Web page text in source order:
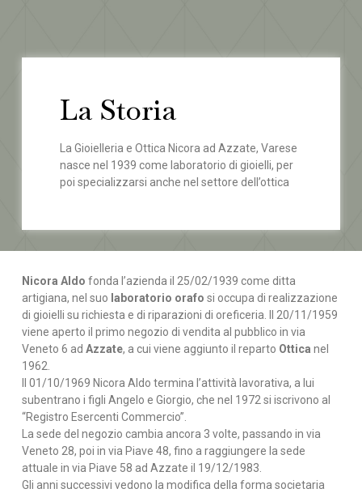
La Storia
La Gioielleria e Ottica Nicora ad Azzate, Varese
nasce nel 1939 come laboratorio di gioielli, per
poi specializzarsi anche nel settore dell’ottica
Nicora Aldo fonda l’azienda il 25/02/1939 come ditta
artigiana, nel suo laboratorio orafo si occupa di realizzazione
di gioielli su richiesta e di riparazioni di oreficeria. Il 20/11/1959
viene aperto il primo negozio di vendita al pubblico in via
Veneto 6 ad Azzate, a cui viene aggiunto il reparto Ottica nel
1962.
Il 01/10/1969 Nicora Aldo termina l’attività lavorativa, a lui
subentrano i figli Angelo e Giorgio, che nel 1972 si iscrivono al
“Registro Esercenti Commercio”.
La sede del negozio cambia ancora 3 volte, passando in via
Veneto 28, poi in via Piave 48, fino a raggiungere la sede
attuale in via Piave 58 ad Azzate il 19/12/1983.
Gli anni successivi vedono la modifica della forma societaria